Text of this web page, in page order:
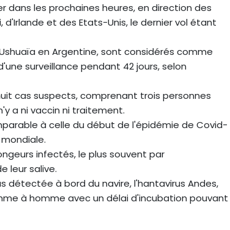
les prochaines heures, en direction des
d'Irlande et des Etats-Unis, le dernier vol étant
en Argentine, sont considérés comme
surveillance pendant 42 jours, selon
cas suspects, comprenant trois personnes
a ni vaccin ni traitement.
à celle du début de l'épidémie de Covid-
infectés, le plus souvent par
leur salive.
détectée à bord du navire, l'hantavirus Andes,
à homme avec un délai d'incubation pouvant